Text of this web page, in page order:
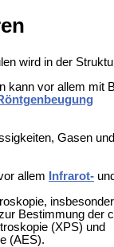
wird in der
kann vor allem mit
Gasen
allem Infrarot-
Bestimmung
(XPS) und
(AES).